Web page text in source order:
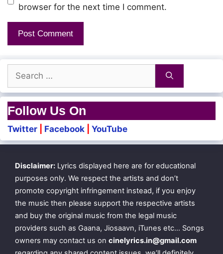
browser for the next time I comment.
Search
for:
Follow Us On
Twitter Facebook YouTube
Disclaimer: Lyrics displayed here are for educational
purposes only. We respect the artists and don’t
promote copyright infringement instead, if you enjoy
the music then please support the respective artists
and buy the original music from the legal music
providers such as Gaana, Jiosaavn, iTunes etc… Songs
owners may contact us on cinelyrics.in@gmail.com